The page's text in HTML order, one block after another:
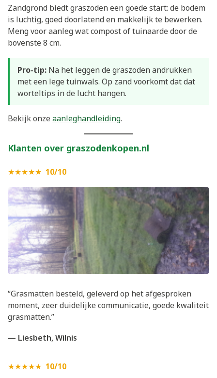
Zandgrond biedt graszoden een goede start: de bodem
is luchtig, goed doorlatend en makkelijk te bewerken.
Meng voor aanleg wat compost of tuinaarde door de
bovenste 8 cm.
Pro-tip: Na het leggen de graszoden andrukken
met een lege tuinwals. Op zand voorkomt dat dat
worteltips in de lucht hangen.
Bekijk onzeaanleghandleiding.
Klanten over graszodenkopen.nl
★★★★★ 10/10
“Grasmatten besteld, geleverd op het afgesproken
moment, zeer duidelijke communicatie, goede kwaliteit
grasmatten.”
— Liesbeth, Wilnis
★★★★★ 10/10